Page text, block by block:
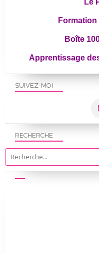
SUIVEZ-MOI
RECHERCHE
Boîte
Apprentissage